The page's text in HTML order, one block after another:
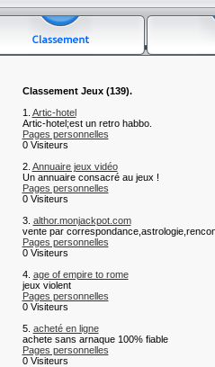
Classement Jeux (139).
1. Artic-hotel
Artic-hotel;est un retro habbo.
Pages personnelles
0 Visiteurs
2. Annuaire jeux vidéo
Un annuaire consacré au jeux !
Pages personnelles
0 Visiteurs
3. althor.monjackpot.com
vente par
Pages personnelles
0 Visiteurs
4. age of empire to rome
jeux violent
Pages personnelles
0 Visiteurs
5. acheté en ligne
achete sans arnaque 100% fiable
Pages personnelles
0 Visiteurs